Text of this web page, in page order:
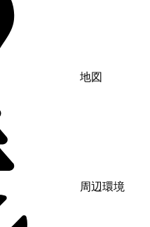
地図
周辺環境